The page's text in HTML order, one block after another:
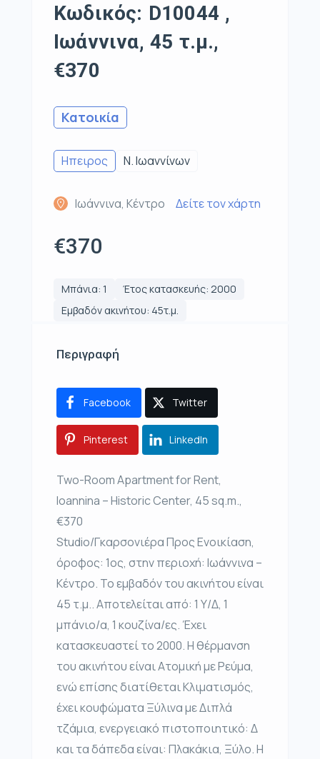
Κωδικός: D10044 ,
Ιωάννινα, 45 τ.μ.,
€370
Κατοικία
Ηπειρος Ν. Ιωαννίνων
Ιωάννινα, Κέντρο Δείτε τον χάρτη
€370
Μπάνια: 1
Έτος κατασκευής: 2000
Εμβαδόν ακινήτου: 45τ.μ.
Περιγραφή
Facebook Twitter
Pinterest LinkedIn
Two-Room Apartment for Rent,
Ioannina – Historic Center, 45 sq.m.,
€370
Studio/Γκαρσονιέρα Προς Ενοικίαση,
όροφος: 1ος, στην περιοχή: Ιωάννινα –
Κέντρο. Το εμβαδόν του ακινήτου είναι
45 τ.μ.. Αποτελείται από: 1 Υ/Δ, 1
μπάνιο/α, 1 κουζίνα/ες. Έχει
κατασκευαστεί το 2000. Η θέρμανση
του ακινήτου είναι Ατομική με Ρεύμα,
ενώ επίσης διατίθεται Κλιματισμός,
έχει κουφώματα Ξύλινα με Διπλά
τζάμια, ενεργειακό πιστοποιητικό: Δ
και τα δάπεδα είναι: Πλακάκια, Ξύλο. Η